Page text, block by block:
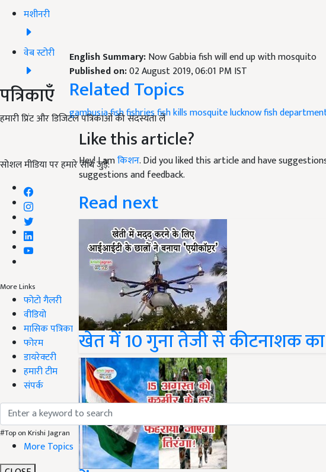
मशीनरी
वेब स्टोरी
पत्रिकाएँ
हमारी प्रिंट और डिजिटल पत्रिकाओं की सदस्यता लें
सोशल मीडिया पर हमारे साथ जुड़ें:
More Links
फोटो गैलरी
वीडियो
मासिक पत्रिका
फोरम
डायरेक्टरी
हमारी टीम
संपर्क
#Top on Krishi Jagran
More Topics
English Summary:Now Gabbia fish will end up with mosquito
Published on:02 August 2019, 06:01 PM IST
Related Topics
gambusia fishfishries fishkills mosquitelucknow fish
Like this article?
Hey! I amकिशन. Did you liked this article and have
suggestions and feedback.
Read next
खेत में 10 गुना तेजी से कीटनाशक का